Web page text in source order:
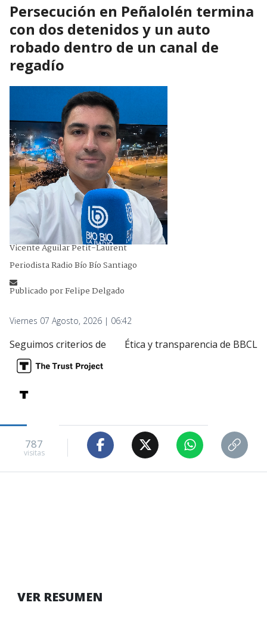
Persecución en Peñalolén termina
con dos detenidos y un auto
robado dentro de un canal de
regadío
Vicente Aguilar Petit-Laurent
Periodista Radio Bío Bío Santiago
Publicado porFelipe Delgado
Viernes 07 Agosto, 2026 | 06:42
Seguimos criterios de Ética y transparencia de BBCL
787
visitas
VER RESUMEN